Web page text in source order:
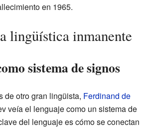
en 1965.
lingüística inmanente
sistema de signos
de otro gran lingüista, Ferdinand de
veía el lenguaje como un sistema de
del lenguaje es cómo se conectan